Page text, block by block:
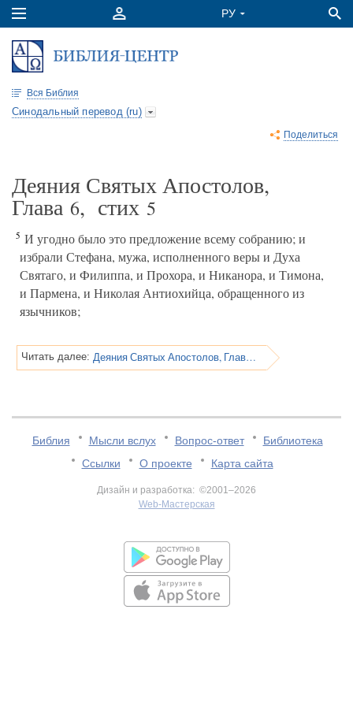
Вся Библия
Синодальный перевод (ru)
Поделиться
Деяния Святых Апостолов,
Глава 6, стих 5
5 И угодно было это предложение всему собранию; и
избрали Стефана, мужа, исполненного веры и Духа
Святаго, и Филиппа, и Прохора, и Никанора, и Тимона,
и Пармена, и Николая Антиохийца, обращенного из
язычников;
Читать далее: Деяния Святых Апостолов, Глава 6
Библия Мысли вслух Вопрос-ответ
Библиотека
Ссылки
О проекте Карта сайта
Дизайн и разработка: ©2001–2026
Web-Мастерская